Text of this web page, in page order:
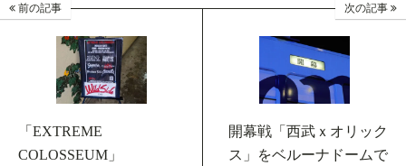
前の記事
「EXTREME
COLOSSEUM」
次の記事
開幕戦「西武ｘオリック
ス」をベルーナドームで